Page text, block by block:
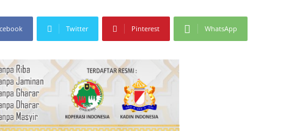
Twitter Pinterest WhatsApp